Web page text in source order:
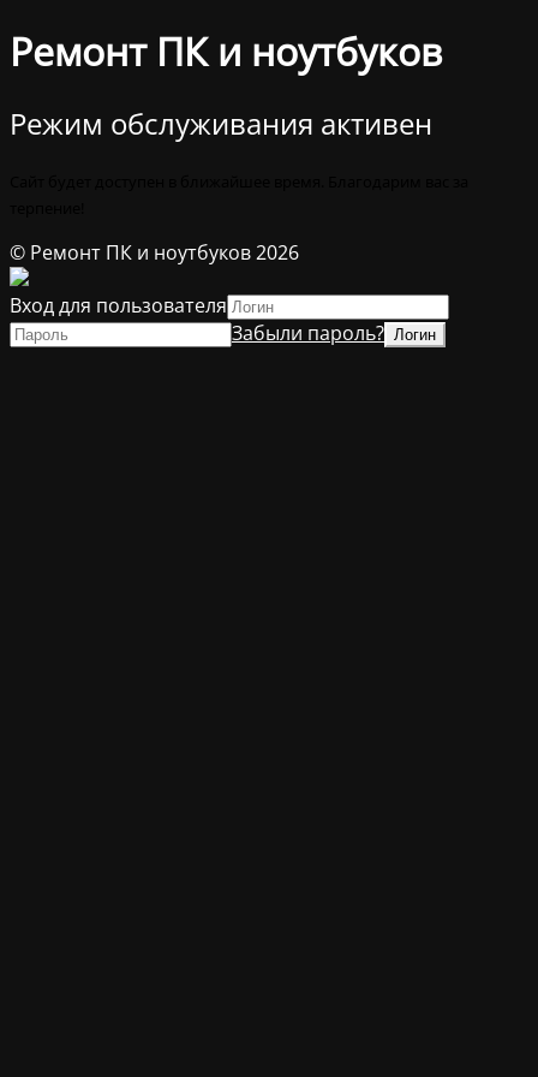
Ремонт ПК и ноутбуков
Режим обслуживания активен
© Ремонт ПК и ноутбуков 2026
Вход для пользователя
Забыли пароль?